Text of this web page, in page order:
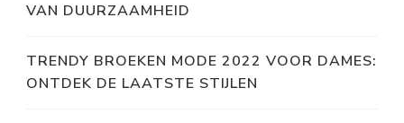
VAN DUURZAAMHEID
TRENDY BROEKEN MODE 2022 VOOR DAMES:
ONTDEK DE LAATSTE STIJLEN